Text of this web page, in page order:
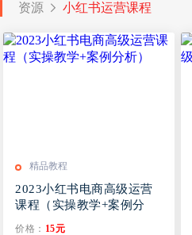
资源 小红书运营课程
精品教程
2023小红书电商高级运营
课程（实操教学+案例分
价格： 15元